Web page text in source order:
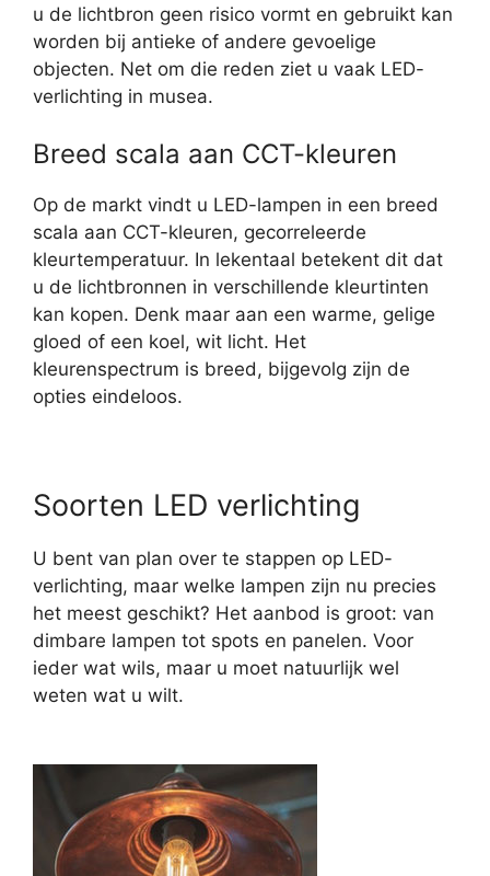
u de lichtbron geen risico vormt en gebruikt kan
worden bij antieke of andere gevoelige
objecten. Net om die reden ziet u vaak LED-
verlichting in musea.
Breed scala aan CCT-kleuren
Op de markt vindt u LED-lampen in een breed
scala aan CCT-kleuren, gecorreleerde
kleurtemperatuur. In lekentaal betekent dit dat
u de lichtbronnen in verschillende kleurtinten
kan kopen. Denk maar aan een warme, gelige
gloed of een koel, wit licht. Het
kleurenspectrum is breed, bijgevolg zijn de
opties eindeloos.
Soorten LED verlichting
U bent van plan over te stappen op LED-
verlichting, maar welke lampen zijn nu precies
het meest geschikt? Het aanbod is groot: van
dimbare lampen tot spots en panelen. Voor
ieder wat wils, maar u moet natuurlijk wel
weten wat u wilt.